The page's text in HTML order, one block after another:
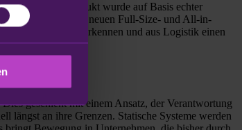
Das Produkt wurde auf Basis echter
mit. Mit der neuen Full-Size- und All-in-
Chancen erkennen und aus Logistik einen
geschieht mit einem Ansatz, der Verantwortung
längst an ihre Grenzen. Statische Systeme werden